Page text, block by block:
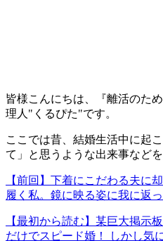
皆様こんにちは、『離活のた
理人"くるぴた"です。
ここでは昔、結婚生活中に起
て」と思うような出来事など
【前回】下着にこだわる夫に
履く私。鏡に映る姿に我に返
【最初から読む】某巨大掲示
だけでスピード婚！ しかし気